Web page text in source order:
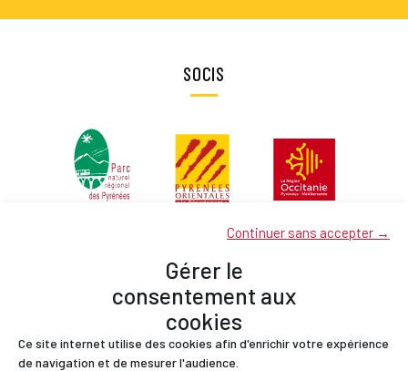
Gérer le
consentement aux
cookies
Ce site internet utilise des cookies afin d'enrichir votre expérience
de navigation et de mesurer l'audience.
Continuer sans accepter →
SOCIS
Socis